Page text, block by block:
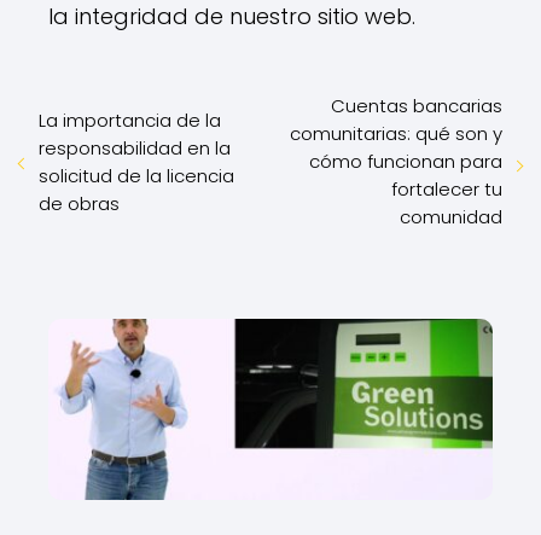
la integridad de nuestro sitio web.
La importancia de la
responsabilidad en la
solicitud de la licencia
de obras
Cuentas bancarias
comunitarias: qué son y
cómo funcionan para
fortalecer tu
comunidad